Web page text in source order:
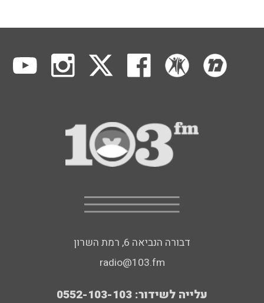
דבורה הנביאה 6, רמת השרון
radio@103.fm
עלייה לשידור: 0552-103-103